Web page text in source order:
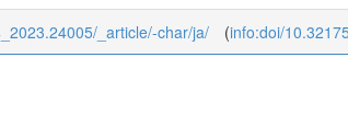
_article/-char/ja/ (info:doi/